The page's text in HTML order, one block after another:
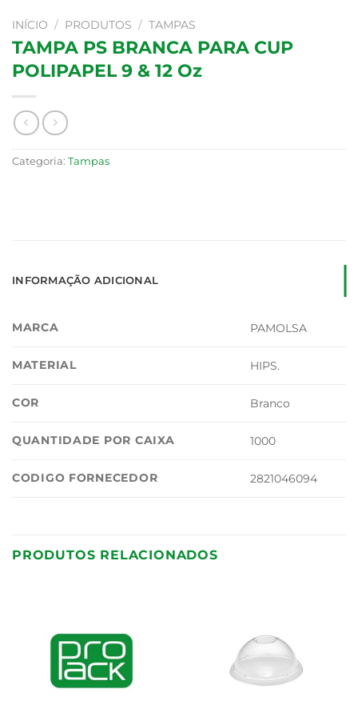
INÍCIO / PRODUTOS / TAMPAS
TAMPA PS BRANCA PARA CUP
POLIPAPEL 9 & 12 Oz
Categoria: Tampas
INFORMAÇÃO ADICIONAL
MARCA PAMOLSA
MATERIAL HIPS.
COR Branco
QUANTIDADE POR CAIXA 1000
CODIGO FORNECEDOR 2821046094
PRODUTOS RELACIONADOS